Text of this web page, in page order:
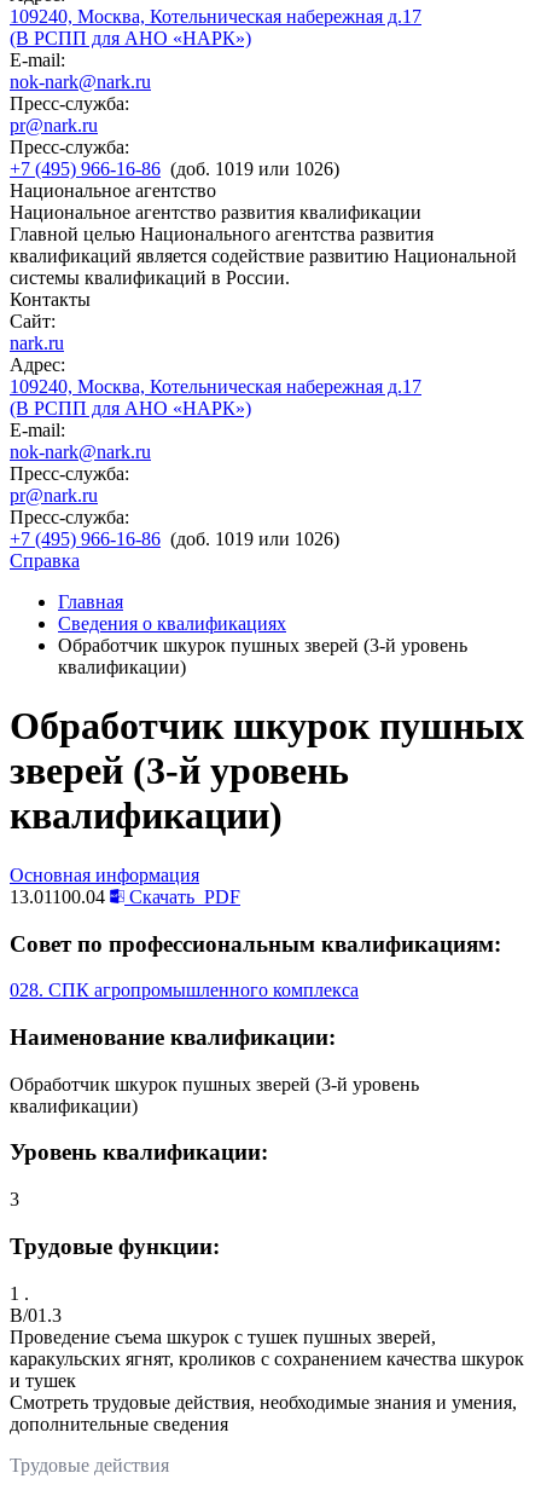
109240, Москва, Котельническая набережная д.17
(В РСПП для АНО «НАРК»)
E-mail:
nok-nark@nark.ru
Пресс-служба:
pr@nark.ru
Пресс-служба:
+7 (495) 966-16-86 (доб. 1019 или 1026)
Национальное агентство
Национальное агентство развития квалификации
Главной целью Национального агентства развития
квалификаций является содействие развитию Национальной
системы квалификаций в России.
Контакты
Сайт:
nark.ru
Адрес:
109240, Москва, Котельническая набережная д.17
(В РСПП для АНО «НАРК»)
E-mail:
nok-nark@nark.ru
Пресс-служба:
pr@nark.ru
Пресс-служба:
+7 (495) 966-16-86 (доб. 1019 или 1026)
Справка
Главная
Сведения о квалификациях
Обработчик шкурок пушных зверей (3-й уровень
квалификации)
Обработчик шкурок пушных
зверей (3-й уровень
квалификации)
Основная информация
13.01100.04
Скачать PDF
Совет по профессиональным квалификациям:
028. СПК агропромышленного комплекса
Наименование квалификации:
Обработчик шкурок пушных зверей (3-й уровень
квалификации)
Уровень квалификации:
3
Трудовые функции:
1 .
B/01.3
Проведение съема шкурок с тушек пушных зверей,
каракульских ягнят, кроликов с сохранением качества шкурок
и тушек
Смотреть трудовые действия, необходимые знания и умения,
дополнительные сведения
Трудовые действия